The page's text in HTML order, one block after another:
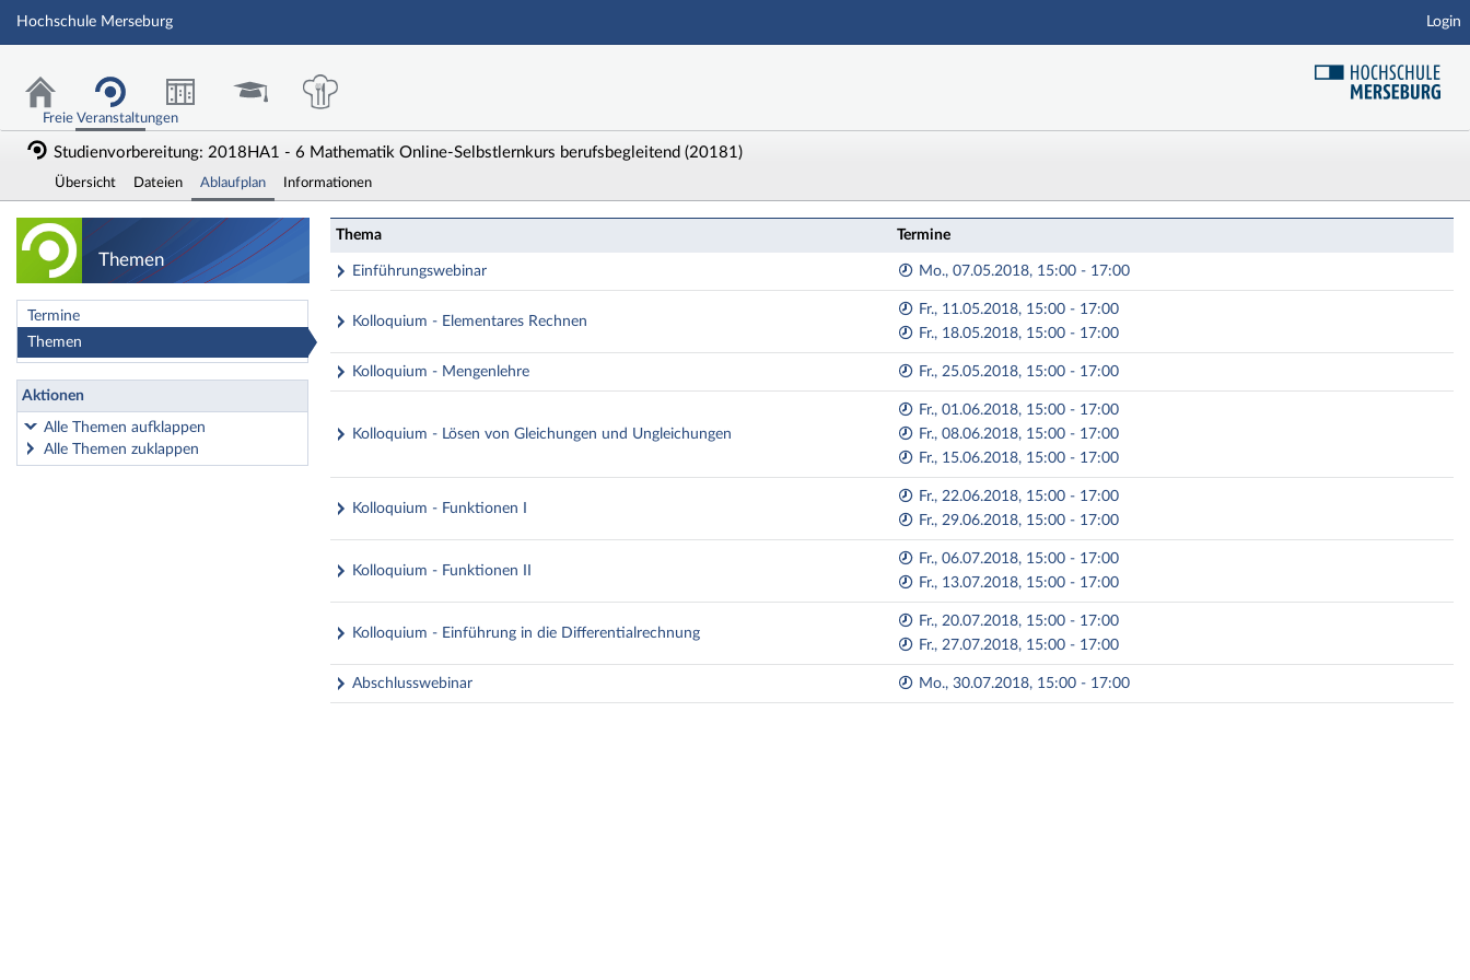
Hauptnavigation
Hauptinhalt
Fußzeile
Hochschule Merseburg Login
Freie Veranstaltungen
Studienvorbereitung: 2018HA1 - 6 Mathematik Online-Selbstlernkurs berufsbegleitend (20181)
Übersicht Dateien Ablaufplan Informationen
Themen
Termine
Themen
Aktionen
Alle Themen aufklappen
Alle Themen zuklappen
Studienvorbereitung: 2018HA1 - 6 Mathematik Online-Selbstlernkurs berufsbegleitend - Themen
Thema Termine
Einführungswebinar Mo., 07.05.2018, 15:00 - 17:00
Kolloquium - Elementares Rechnen
Fr., 11.05.2018, 15:00 - 17:00
Fr., 18.05.2018, 15:00 - 17:00
Kolloquium - Mengenlehre Fr., 25.05.2018, 15:00 - 17:00
Kolloquium - Lösen von Gleichungen und Ungleichungen
Fr., 01.06.2018, 15:00 - 17:00
Fr., 08.06.2018, 15:00 - 17:00
Fr., 15.06.2018, 15:00 - 17:00
Kolloquium - Funktionen I
Fr., 22.06.2018, 15:00 - 17:00
Fr., 29.06.2018, 15:00 - 17:00
Kolloquium - Funktionen II
Fr., 06.07.2018, 15:00 - 17:00
Fr., 13.07.2018, 15:00 - 17:00
Kolloquium - Einführung in die Differentialrechnung
Fr., 20.07.2018, 15:00 - 17:00
Fr., 27.07.2018, 15:00 - 17:00
Abschlusswebinar Mo., 30.07.2018, 15:00 - 17:00